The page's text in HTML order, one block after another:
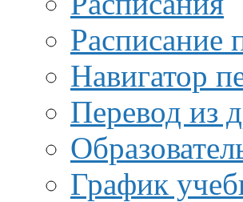
Расписание
Навигатор
Перевод из
График